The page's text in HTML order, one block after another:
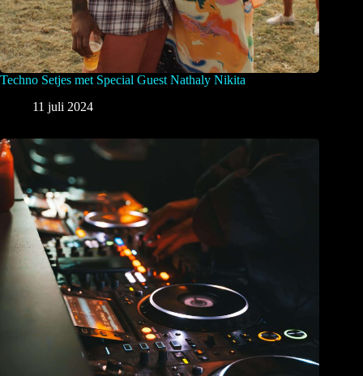
Techno Setjes met Special Guest Nathaly Nikita
11 juli 2024